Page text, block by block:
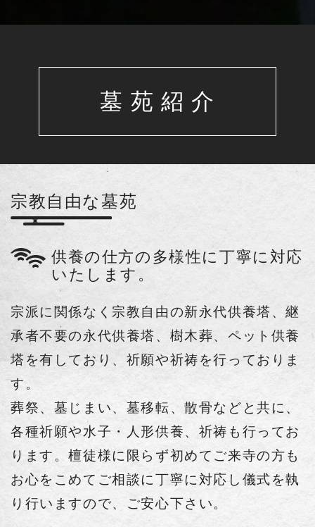
墓 苑 紹 介
宗教自由な墓苑
供養の仕方の多様性に丁寧に対応
いたします。
宗派に関係なく宗教自由の新永代供養塔、継
承者不要の永代供養塔、樹木葬、ペット供養
塔を有しており、祈願や祈祷を行っておりま
す。
葬祭、墓じまい、墓移転、散骨などと共に、
各種祈願や水子・人形供養、祈祷も行ってお
ります。檀徒様に限らず初めてご来寺の方も
お心をこめてご相談に丁寧に対応し儀式を執
り行いますので、ご安心下さい。